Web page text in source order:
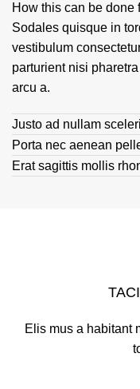
How this can be done
Sodales quisque in
vestibulum
parturient nisi
arcu a.
Justo ad nullam
Porta nec aenean
Erat sagittis mollis
Elis mus a habitant